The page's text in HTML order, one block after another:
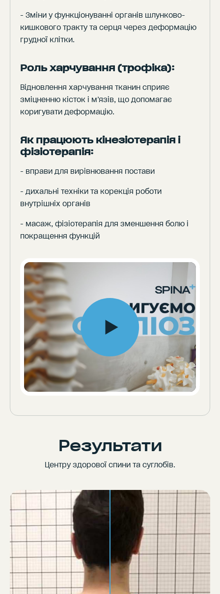
- Зміни у функціонуванні органів шлунково-
кишкового тракту та серця через деформацію
грудної клітки.
Роль харчування (трофіка):
Відновлення харчування тканин сприяє
зміцненню кісток і м’язів, що допомагає
коригувати деформацію.
Як працюють кінезіотерапія і
фізіотерапія:
- вправи для вирівнювання постави
- дихальні техніки та корекція роботи
внутрішніх органів
- масаж, фізіотерапія для зменшення болю і
покращення функцій
Результати
Центру здорової спини та суглобів.